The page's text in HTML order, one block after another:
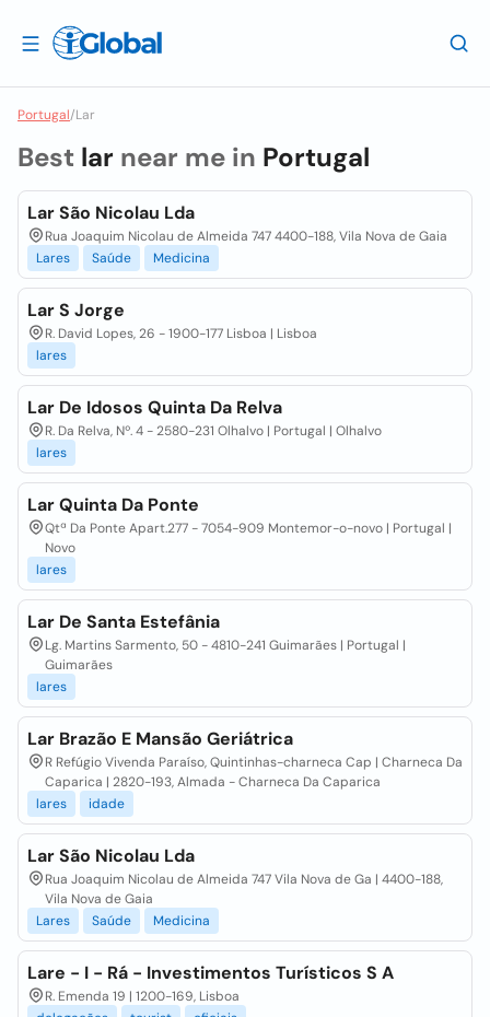
Portugal/Lar
Best lar near me in Portugal
Lar São Nicolau Lda
Rua Joaquim Nicolau de Almeida 747 4400-188, Vila Nova de Gaia
Lares
Saúde Medicina
Lar S Jorge
R. David Lopes, 26 - 1900-177 Lisboa | Lisboa
lares
Lar De Idosos Quinta Da Relva
R. Da Relva, Nº. 4 - 2580-231 Olhalvo | Portugal | Olhalvo
lares
Lar Quinta Da Ponte
Qtª Da Ponte Apart.277 - 7054-909 Montemor-o-novo | Portugal |
Novo
lares
Lar De Santa Estefânia
Lg. Martins Sarmento, 50 - 4810-241 Guimarães | Portugal |
Guimarães
lares
Lar Brazão E Mansão Geriátrica
R Refúgio Vivenda Paraíso, Quintinhas-charneca Cap | Charneca Da
Caparica | 2820-193, Almada - Charneca Da Caparica
lares
idade
Lar São Nicolau Lda
Rua Joaquim Nicolau de Almeida 747 Vila Nova de Ga | 4400-188,
Vila Nova de Gaia
Lares
Saúde Medicina
Lare - I - Rá - Investimentos Turísticos S A
R. Emenda 19 | 1200-169, Lisboa